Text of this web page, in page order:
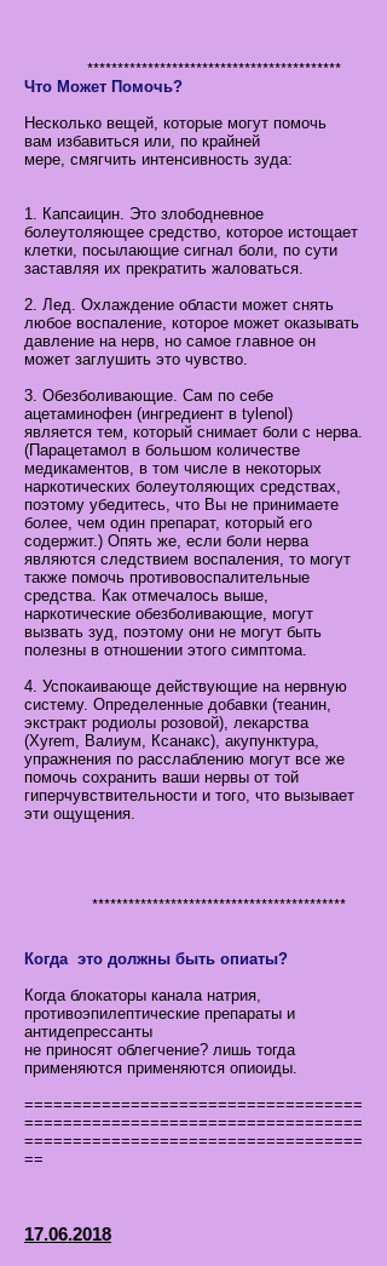
******************************************
Что Может Помочь?
Несколько вещей, которые могут помочь
вам избавиться или, по крайней
мере, смягчить интенсивность зуда:
1. Капсаицин. Это злободневное
болеутоляющее средство, которое истощает
клетки, посылающие сигнал боли, по сути
заставляя их прекратить жаловаться.
2. Лед. Охлаждение области может снять
любое воспаление, которое может оказывать
давление на нерв, но самое главное он
может заглушить это чувство.
3. Обезболивающие. Сам по себе
ацетаминофен (ингредиент в tylenol)
является тем, который снимает боли с нерва.
(Парацетамол в большом количестве
медикаментов, в том числе в некоторых
наркотических болеутоляющих средствах,
поэтому убедитесь, что Вы не принимаете
более, чем один препарат, который его
содержит.) Опять же, если боли нерва
являются следствием воспаления, то могут
также помочь противовоспалительные
средства. Как отмечалось выше,
наркотические обезболивающие, могут
вызвать зуд, поэтому они не могут быть
полезны в отношении этого симптома.
4. Успокаивающе действующие на нервную
систему. Определенные добавки (теанин,
экстракт родиолы розовой), лекарства
(Xyrem, Валиум, Ксанакс), акупунктура,
упражнения по расслаблению могут все же
помочь сохранить ваши нервы от той
гиперчувствительности и того, что вызывает
эти ощущения.
******************************************
Когда это должны быть опиаты?
Когда блокаторы канала натрия,
противоэпилептические препараты и
антидепрессанты
не приносят облегчение? лишь тогда
применяются применяются опиоиды.
===================================
===================================
===================================
==
17.06.2018